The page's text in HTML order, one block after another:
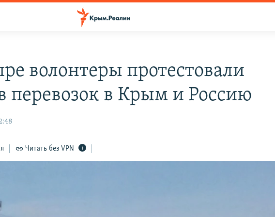
волонтеры протестовали
перевозок в Крым и Россию
Читать без VPN